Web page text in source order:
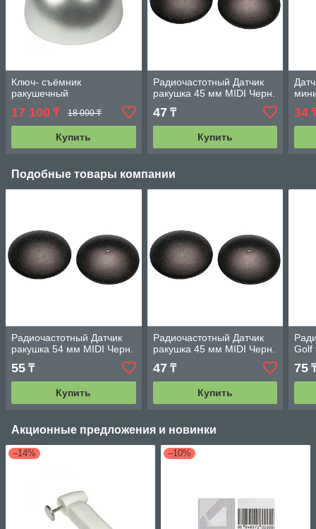
Ключ- съёмник
ракушечный
17 100 ₸ 18 000 ₸
Купить
Радиочастотный Датчик
ракушка 45 мм MIDI Черн.
47₸
Купить
34
Подобные товары компании
Радиочастотный Датчик
ракушка 54 мм MIDI Черн.
55 ₸
Купить
Радиочастотный Датчик
ракушка 45 мм MIDI Черн.
47₸
Купить
Golf
75
Акционные предложения и новинки
–14% –10%